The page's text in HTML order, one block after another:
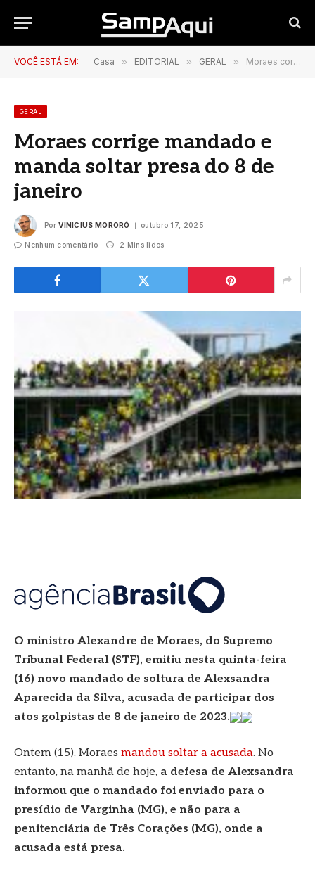
VOCÊ ESTÁ EM: Casa » EDITORIAL » GERAL » Moraes corrige mandado e manda soltar presa do 8 de janeiro
GERAL
Moraes corrige mandado e
manda soltar presa do 8 de
janeiro
Por VINICIUS MORORÓ outubro 17, 2025
Nenhum comentário 2 Mins lidos
O ministro Alexandre de Moraes, do Supremo
Tribunal Federal (STF), emitiu nesta quinta-feira
(16) novo mandado de soltura de Alexsandra
Aparecida da Silva, acusada de participar dos
atos golpistas de 8 de janeiro de 2023.
Ontem (15), Moraes mandou soltar a acusada. No
entanto, na manhã de hoje, a defesa de Alexsandra
informou que o mandado foi enviado para o
presídio de Varginha (MG), e não para a
penitenciária de Três Corações (MG), onde a
acusada está presa.